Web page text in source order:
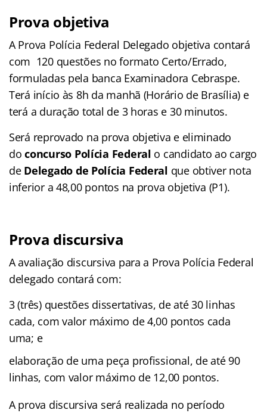
Prova objetiva
A Prova Polícia Federal Delegado objetiva contará
com 120 questões no formato Certo/Errado,
formuladas pela banca Examinadora Cebraspe.
Terá início às 8h da manhã (Horário de Brasília) e
terá a duração total de 3 horas e 30 minutos.
Será reprovado na prova objetiva e eliminado
doconcurso Polícia Federal o candidato ao cargo
de Delegado de Polícia Federal que obtiver nota
inferior a 48,00 pontos na prova objetiva (P1).
Prova discursiva
A avaliação discursiva para a Prova Polícia Federal
delegado contará com:
3 (três) questões dissertativas, de até 30 linhas
cada, com valor máximo de 4,00 pontos cada
uma; e
elaboração de uma peça profissional, de até 90
linhas, com valor máximo de 12,00 pontos.
A prova discursiva será realizada no período